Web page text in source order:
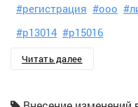
#регистрация #ооо
#р13014 #р15016
Читать далее